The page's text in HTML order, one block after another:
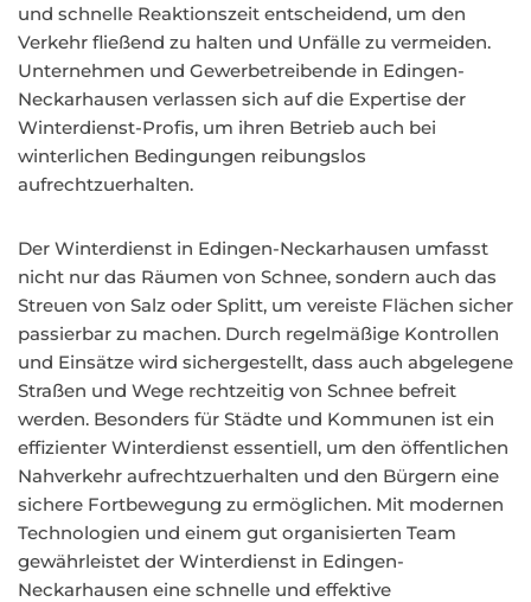
und schnelle Reaktionszeit entscheidend, um den
Verkehr fließend zu halten und Unfälle zu vermeiden.
Unternehmen und Gewerbetreibende in Edingen-
Neckarhausen verlassen sich auf die Expertise der
Winterdienst-Profis, um ihren Betrieb auch bei
winterlichen Bedingungen reibungslos
aufrechtzuerhalten.
Der Winterdienst in Edingen-Neckarhausen umfasst
nicht nur das Räumen von Schnee, sondern auch das
Streuen von Salz oder Splitt, um vereiste Flächen sicher
passierbar zu machen. Durch regelmäßige Kontrollen
und Einsätze wird sichergestellt, dass auch abgelegene
Straßen und Wege rechtzeitig von Schnee befreit
werden. Besonders für Städte und Kommunen ist ein
effizienter Winterdienst essentiell, um den öffentlichen
Nahverkehr aufrechtzuerhalten und den Bürgern eine
sichere Fortbewegung zu ermöglichen. Mit modernen
Technologien und einem gut organisierten Team
gewährleistet der Winterdienst in Edingen-
Neckarhausen eine schnelle und effektive